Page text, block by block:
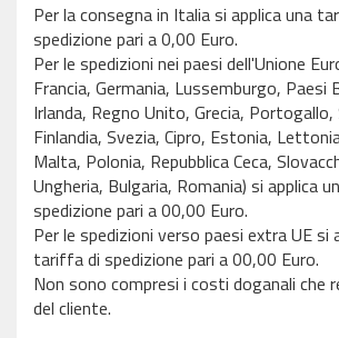
Per la consegna in Italia si applica una
spedizione pari a 0,00 Euro.
Per le spedizioni nei paesi dell'Unione
Francia, Germania, Lussemburgo, Paesi
Irlanda, Regno Unito, Grecia,
Finlandia, Svezia, Cipro, Estonia,
Malta, Polonia, Repubblica Ceca,
Ungheria, Bulgaria, Romania) si applica
spedizione pari a 00,00 Euro.
Per le spedizioni verso paesi extra UE si
tariffa di spedizione pari a 00,00 Euro.
Non sono compresi i costi doganali che
del cliente.